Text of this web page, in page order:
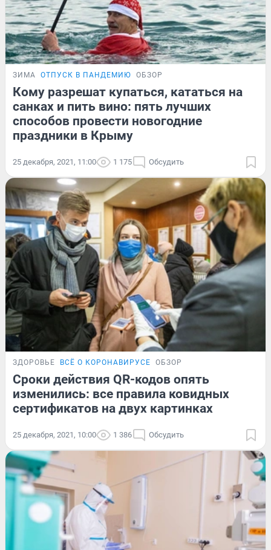
ЗИМА ОТПУСК В ПАНДЕМИЮ ОБЗОР
Кому разрешат купаться, кататься на
санках и пить вино: пять лучших
способов провести новогодние
праздники в Крыму
25 декабря, 2021, 11:00 1 175 Обсудить
ЗДОРОВЬЕ ВСЁ О КОРОНАВИРУСЕ ОБЗОР
Сроки действия QR-кодов опять
изменились: все правила ковидных
сертификатов на двух картинках
25 декабря, 2021, 10:00 1 386 Обсудить